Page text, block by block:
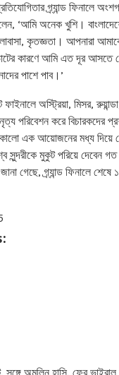
গ্র্যান্ড ফিনালে
‘আমি অনেক খুশি।
কৃতজ্ঞতা। আপনারা
কারণে আমি এত দূর আসতে
পাশে পাব।’
ফাইনালে অস্ট্রিয়া, মিসর,
পরিবেশন করে বিচারকদের
এক আয়োজনের মধ্য দিয়ে
সুন্দরীকে মুকুট পরিয়ে দেবেন গত
গেছে, গ্র্যান্ড ফিনালে শেষে